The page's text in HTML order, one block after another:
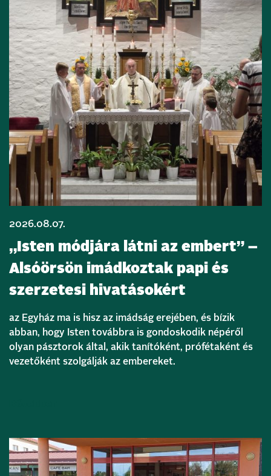
2026.08.07.
„Isten módjára látni az embert” –
Alsóörsön imádkoztak papi és
szerzetesi hivatásokért
az Egyház ma is hisz az imádság erejében, és bízik
abban, hogy Isten továbbra is gondoskodik népéről
olyan pásztorok által, akik tanítóként, prófétaként és
vezetőként szolgálják az embereket.